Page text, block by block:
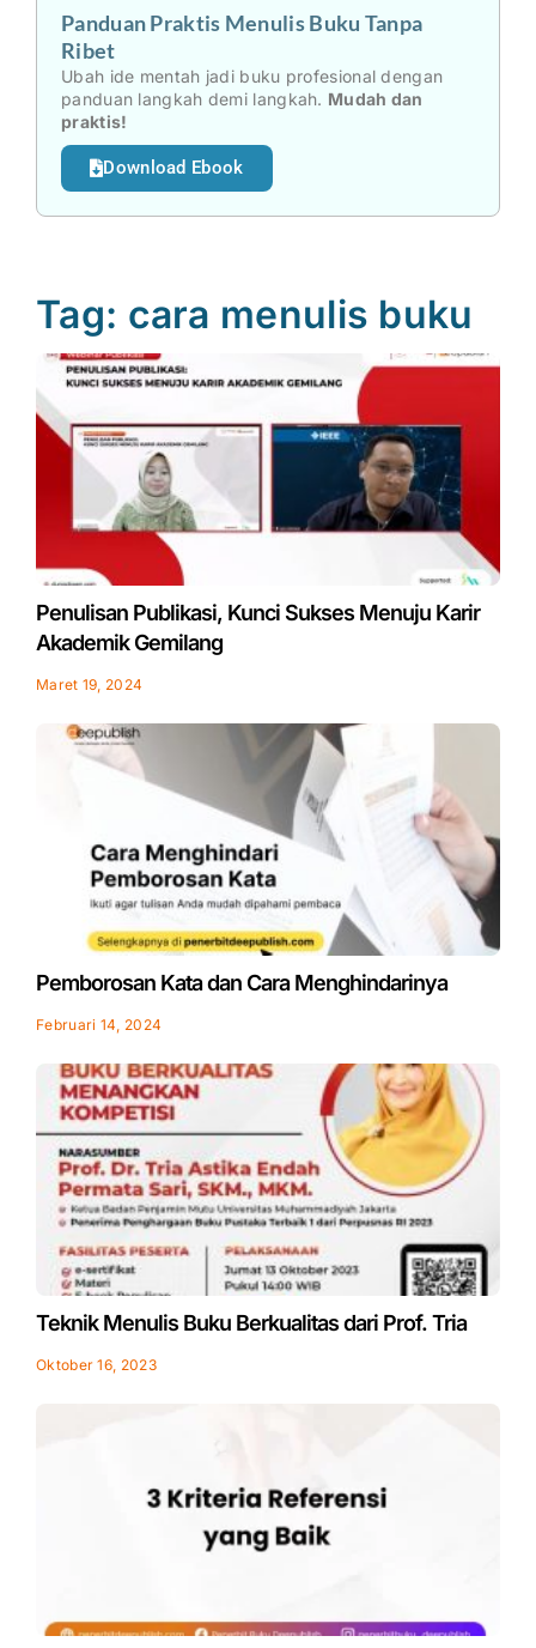
Panduan Praktis Menulis Buku Tanpa
Ribet
Ubah ide mentah jadi buku profesional dengan
panduan langkah demi langkah. Mudah dan
praktis!
Download Ebook
Tag: cara menulis buku
Penulisan Publikasi, Kunci Sukses Menuju Karir
Akademik Gemilang
Maret 19, 2024
Pemborosan Kata dan Cara Menghindarinya
Februari 14, 2024
Teknik Menulis Buku Berkualitas dari Prof. Tria
Oktober 16, 2023